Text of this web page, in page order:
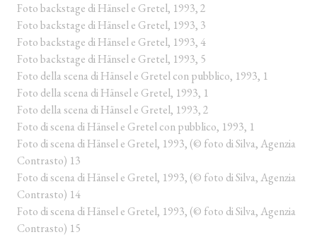
Foto backstage di Hänsel e Gretel, 1993, 2
Foto backstage di Hänsel e Gretel, 1993, 3
Foto backstage di Hänsel e Gretel, 1993, 4
Foto backstage di Hänsel e Gretel, 1993, 5
Foto della scena di Hänsel e Gretel con pubblico, 1993, 1
Foto della scena di Hänsel e Gretel, 1993, 1
Foto della scena di Hänsel e Gretel, 1993, 2
Foto di scena di Hänsel e Gretel con pubblico, 1993, 1
Foto di scena di Hänsel e Gretel, 1993, (© foto di Silva, Agenzia
Contrasto) 13
Foto di scena di Hänsel e Gretel, 1993, (© foto di Silva, Agenzia
Contrasto) 14
Foto di scena di Hänsel e Gretel, 1993, (© foto di Silva, Agenzia
Contrasto) 15